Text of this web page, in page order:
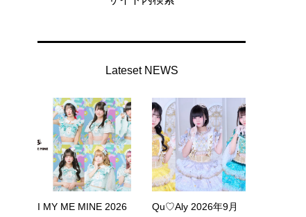
Lateset NEWS
I MY ME MINE 2026
Qu♡Aly 2026年9月